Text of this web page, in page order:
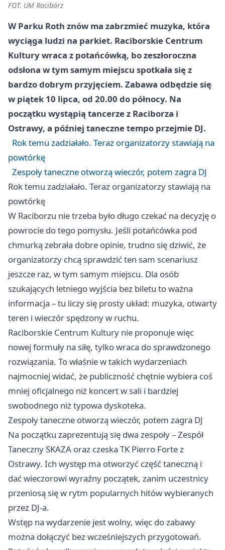
FOT. UM Racibórz
W Parku Roth znów ma zabrzmieć muzyka, która
wyciąga ludzi na parkiet. Raciborskie Centrum
Kultury wraca z potańcówką, bo zeszłoroczna
odsłona w tym samym miejscu spotkała się z
bardzo dobrym przyjęciem. Zabawa odbędzie się
w piątek 10 lipca, od 20.00 do północy. Na
początku wystąpią tancerze z Raciborza i
Ostrawy, a później taneczne tempo przejmie DJ.
Rok temu zadziałało. Teraz organizatorzy stawiają na
powtórkę
Zespoły taneczne otworzą wieczór, potem zagra DJ
Rok temu zadziałało. Teraz organizatorzy stawiają na
powtórkę
W Raciborzu nie trzeba było długo czekać na decyzję o
powrocie do tego pomysłu. Jeśli potańcówka pod
chmurką zebrała dobre opinie, trudno się dziwić, że
organizatorzy chcą sprawdzić ten sam scenariusz
jeszcze raz, w tym samym miejscu. Dla osób
szukających letniego wyjścia bez biletu to ważna
informacja – tu liczy się prosty układ: muzyka, otwarty
teren i wieczór spędzony w ruchu.
Raciborskie Centrum Kultury nie proponuje więc
nowej formuły na siłę, tylko wraca do sprawdzonego
rozwiązania. To właśnie w takich wydarzeniach
najmocniej widać, że publiczność chętnie wybiera coś
mniej oficjalnego niż koncert w sali i bardziej
swobodnego niż typowa dyskoteka.
Zespoły taneczne otworzą wieczór, potem zagra DJ
Na początku zaprezentują się dwa zespoły – Zespół
Taneczny SKAZA oraz czeska TK Pierro Forte z
Ostrawy. Ich występ ma otworzyć część taneczną i
dać wieczorowi wyraźny początek, zanim uczestnicy
przeniosą się w rytm popularnych hitów wybieranych
przez DJ-a.
Wstęp na wydarzenie jest wolny, więc do zabawy
można dołączyć bez wcześniejszych przygotowań.